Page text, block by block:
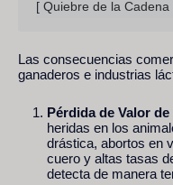
Las consecuencias
ganaderos e industrias
Pérdida de Valor
heridas en los
drástica, abortos en
cuero y altas tasas
detecta de manera